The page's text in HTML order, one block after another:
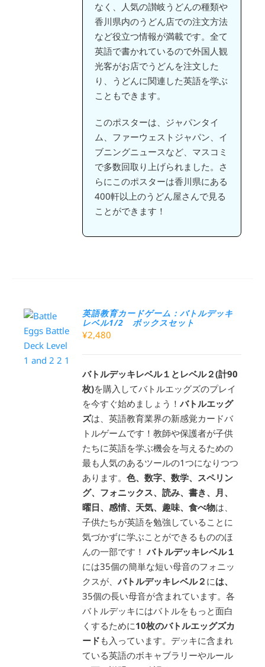
なく、人気の讃岐うどんの種類や
香川県内のうどん店での注文方法
など役立つ情報が満載です。全て
英語で書かれているので外国人観
光客がお店でうどんを注文した
り、うどんに関連した英語を学ぶ
こともできます。
このポスターは、ジャパンタイ
ム、ファーウェストジャパン、イ
ブニングニュースなど、マスコミ
で多数回取り上げられました。さ
らにこのポスターは香川県にある
400軒以上のうどん屋さんで見る
ことができます！
英語教育カードゲーム：バトルデッキ
レベル1/2 ボックスセット
¥2,480
バトルデッキレベル１とレベル２(計90
枚)を購入してバトルエッグズのプレイ
を今すぐ始めましょう！バトルエッグ
ズは、英語教育業界の新感覚カードバ
トルゲームです！教師や保護者が子供
たちに英語を学ぶ機会を与えるための
最も人気のあるツールの1つになりつつ
あります。色、数字、数学、スペリン
グ、フォニックス、読み、書き、月、
曜日、感情、天気、趣味、食べ物は、
子供たちが英語を勉強していることに
気づかずに学ぶことができるもののほ
んの一部です！バトルデッキレベル１
には35個の簡単な短い母音のフォニッ
クスが、バトルデッキレベル２ には、
35個の長い母音が含まれています。各
バトルデッキにはバトルをもっと面白
くするために10枚のバトルエッグズカ
ード も入っています。デッキに含まれ
ている英語のボキャブラリーやルール